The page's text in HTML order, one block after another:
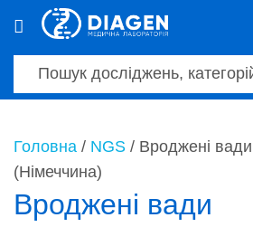
Головна / NGS / Вроджені
(Німеччина)
Вроджені вади